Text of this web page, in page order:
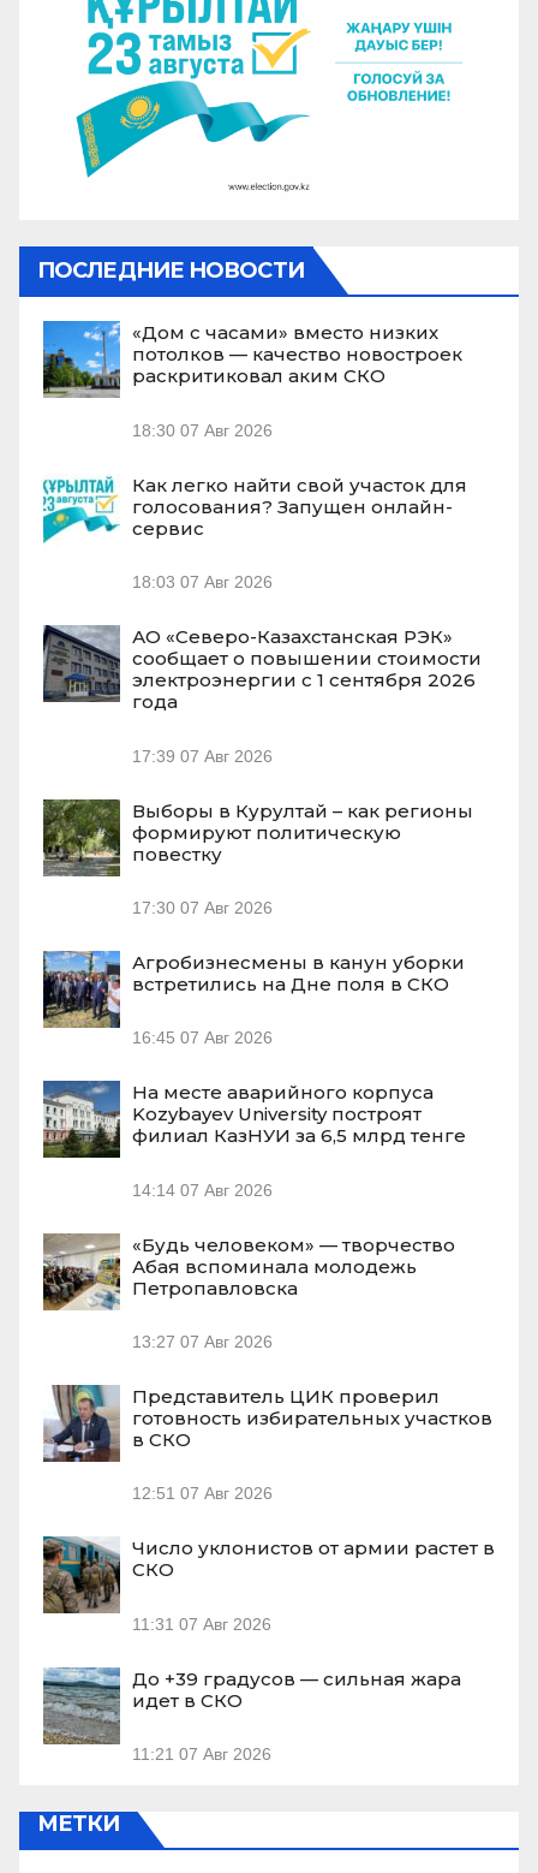
ПОСЛЕДНИЕ НОВОСТИ
«Дом с часами» вместо низких
потолков — качество новостроек
раскритиковал аким СКО
18:30 07 Авг 2026
Как легко найти свой участок для
голосования? Запущен онлайн-
сервис
18:03 07 Авг 2026
АО «Северо-Казахстанская РЭК»
сообщает о повышении стоимости
электроэнергии с 1 сентября 2026
года
17:39 07 Авг 2026
Выборы в Курултай – как регионы
формируют политическую
повестку
17:30 07 Авг 2026
Агробизнесмены в канун уборки
встретились на Дне поля в СКО
16:45 07 Авг 2026
На месте аварийного корпуса
Kozybayev University построят
филиал КазНУИ за 6,5 млрд тенге
14:14 07 Авг 2026
«Будь человеком» — творчество
Абая вспоминала молодежь
Петропавловска
13:27 07 Авг 2026
Представитель ЦИК проверил
готовность избирательных участков
в СКО
12:51 07 Авг 2026
Число уклонистов от армии растет в
СКО
11:31 07 Авг 2026
До +39 градусов — сильная жара
идет в СКО
11:21 07 Авг 2026
МЕТКИ